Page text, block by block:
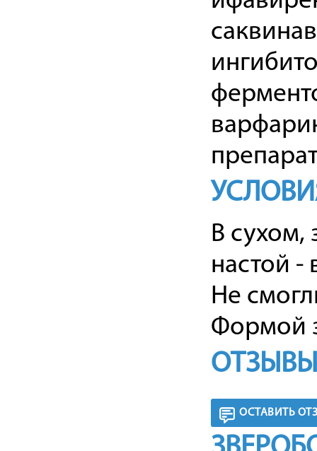
В сухом,
настой -
Не
Формой
ОСТАВИТЬ